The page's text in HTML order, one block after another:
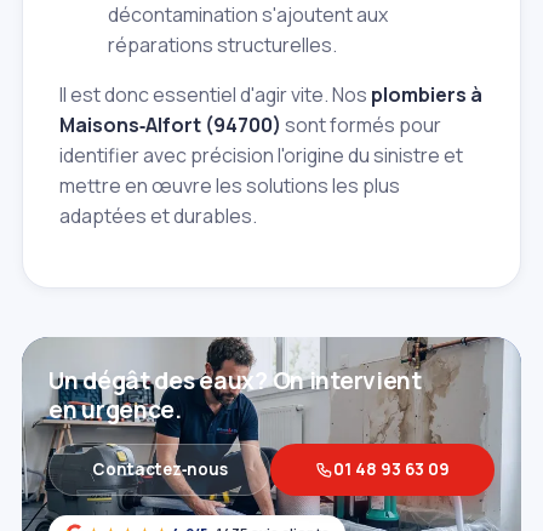
décontamination s'ajoutent aux
réparations structurelles.
Il est donc essentiel d'agir vite. Nos plombiers à
Maisons‑Alfort (94700) sont formés pour
identifier avec précision l'origine du sinistre et
mettre en œuvre les solutions les plus
adaptées et durables.
Un dégât des eaux? On intervient
en urgence.
Contactez‑nous 01 48 93 63 09